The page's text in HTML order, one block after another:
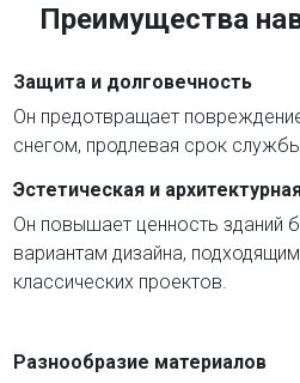
Преимущества
Защита и долговечность
Он предотвращает
снегом, продлевая срок службы
Эстетическая и
Он повышает ценность зданий
вариантам дизайна,
классических проектов.
Разнообразие материалов